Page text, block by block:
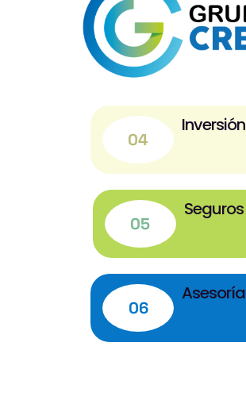
04
Inversión
05
Seguros
06
Asesoría